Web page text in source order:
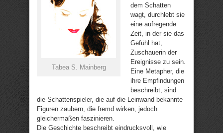
Tabea S. Mainberg
dem Schatten
wagt, durchlebt sie
eine aufregende
Zeit, in der sie das
Gefühl hat,
Zuschauerin der
Ereignisse zu sein.
Eine Metapher, die
ihre Empfindungen
beschreibt, sind
die Schattenspieler, die auf die Leinwand bekannte
Figuren zaubern, die fremd wirken, jedoch
gleichermaßen faszinieren.
Die Geschichte beschreibt eindrucksvoll, wie